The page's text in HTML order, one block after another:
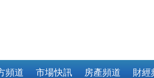
頻道 市場快訊 房產頻道 財經